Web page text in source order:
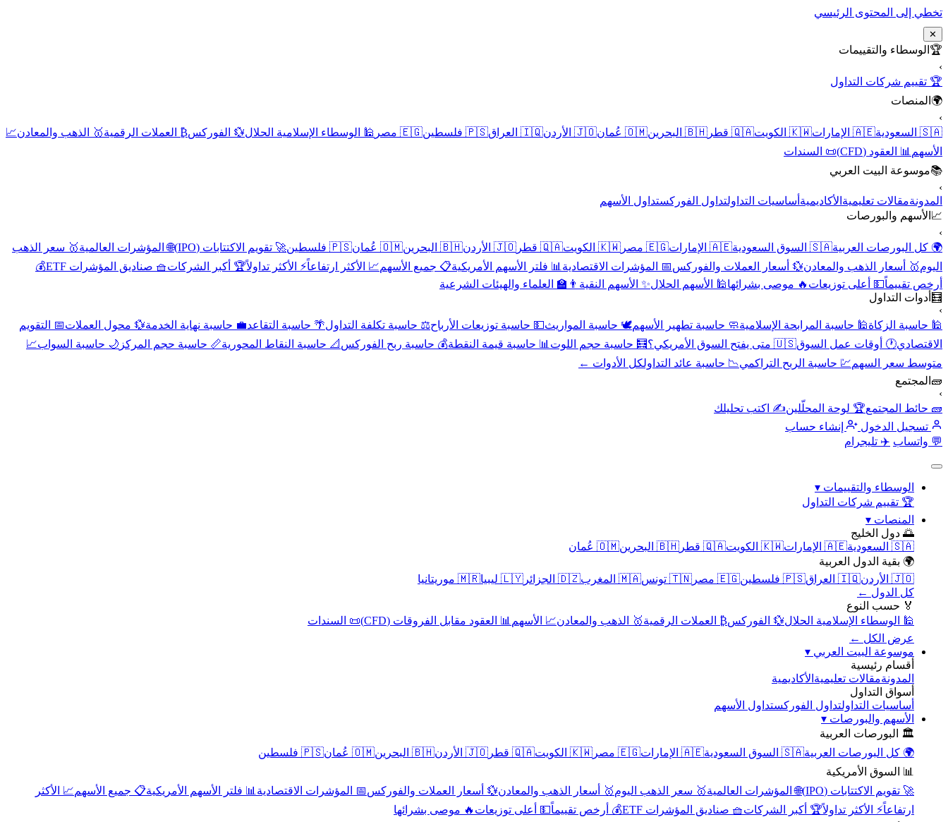
تخطي إلى المحتوى الرئيسي
✕
🏆 الوسطاء والتقييمات
›
🏆 تقييم شركات التداول
🌍 المنصات
›
🇸🇦 السعودية
🇦🇪 الإمارات 🇰🇼 الكويت 🇶🇦 قطر 🇧🇭 البحرين 🇴🇲 عُمان 🇯🇴 الأردن 🇮🇶 العراق 🇵🇸 فلسطين 🇪🇬 مصر 🕌 الوسطاء الإسلامية الحلال💱 الفوركس₿ العملات الرقمية🥇 الذهب والمعادن📈
الأسهم 📊 العقود (CFD)
📜 السندات
📚موسوعة البيت العربي
›
المدونةمقالات تعليمية الأكاديمية أساسيات التداولتداول الفوركستداول الأسهم
📈 الأسهم والبورصات
›
🌍 كل البورصات العربية🇸🇦 السوق السعودية 🇦🇪 الإمارات 🇪🇬 مصر 🇰🇼 الكويت 🇶🇦 قطر 🇯🇴 الأردن 🇧🇭 البحرين 🇴🇲 عُمان 🇵🇸 فلسطين 🚀 تقويم الاكتتابات (IPO) 🌐 المؤشرات العالمية🥇 سعر الذهب
اليوم🥇 أسعار الذهب والمعادن💱 أسعار العملات والفوركس📅 المؤشرات الاقتصادية 📊 فلتر الأسهم الأمريكية📋 جميع الأسهم📈 الأكثر ارتفاعاً⚡ الأكثر تداولاً🏆 أكبر الشركات🧺 صناديق المؤشرات ETF
💰
أرخص تقييماً💵 أعلى توزيعات 🔥 موصى بشرائها🕌 الأسهم الحلال✨ الأسهم النقية 👨‍🏫 العلماء والهيئات الشرعية
🧮 أدوات التداول
›
🕌 حاسبة الزكاة🕌 حاسبة المرابحة الإسلامية🧼 حاسبة تطهير الأسهم🕊️ حاسبة المواريث💵 حاسبة توزيعات الأرباح⚖️ حاسبة تكلفة التداول🌴 حاسبة التقاعد💼 حاسبة نهاية الخدمة💱 محول العملات📅 التقويم
الاقتصادي🕐 أوقات عمل السوق🇺🇸 متى يفتح السوق الأمريكي؟ 🧮 حاسبة حجم اللوت 📊 حاسبة قيمة النقطة💰 حاسبة ربح الفوركس 📐 حاسبة النقاط المحورية📏 حاسبة حجم المركز 🌙 حاسبة السواب📈
متوسط سعر السهم💹 حاسبة الربح التراكمي📉 حاسبة عائد التداولكل الأدوات ←
🧱 المجتمع
›
🧱 حائط المجتمع🏆 لوحة المحلّلين✍️ اكتب تحليلك
تسجيل الدخول
إنشاء حساب
💬 واتساب ✈️ تليجرام
الوسطاء والتقييمات ▾
🏆 تقييم شركات التداول
المنصات ▾
🌅 دول الخليج
🇸🇦 السعودية
🇦🇪 الإمارات 🇰🇼 الكويت 🇶🇦 قطر 🇧🇭 البحرين
🇴🇲 عُمان
🌍 بقية الدول العربية
🇯🇴 الأردن
🇮🇶 العراق 🇵🇸 فلسطين 🇪🇬 مصر 🇹🇳 تونس 🇲🇦 المغرب 🇩🇿 الجزائر 🇱🇾 ليبيا
🇲🇷 موريتانيا
كل الدول ←
🏅 حسب النوع
🕌 الوسطاء الإسلامية الحلال💱 الفوركس₿ العملات الرقمية🥇 الذهب والمعادن📈 الأسهم 📊 العقود مقابل الفروقات (CFD)
📜 السندات
عرض الكل ←
موسوعة البيت العربي ▾
أقسام رئيسية
المدونةمقالات تعليمية الأكاديمية
أسواق التداول
أساسيات التداولتداول الفوركستداول الأسهم
الأسهم والبورصات ▾
🏛️ البورصات العربية
🌍 كل البورصات العربية🇸🇦 السوق السعودية 🇦🇪 الإمارات 🇪🇬 مصر 🇰🇼 الكويت 🇶🇦 قطر 🇯🇴 الأردن 🇧🇭 البحرين 🇴🇲 عُمان
🇵🇸 فلسطين
📊 السوق الأمريكية
🚀 تقويم الاكتتابات (IPO)
🌐 المؤشرات العالمية🥇 سعر الذهب اليوم🥇 أسعار الذهب والمعادن💱 أسعار العملات والفوركس📅 المؤشرات الاقتصادية 📊 فلتر الأسهم الأمريكية📋 جميع الأسهم📈 الأكثر
ارتفاعاً⚡ الأكثر تداولاً🏆 أكبر الشركات🧺 صناديق المؤشرات ETF 💰 أرخص تقييماً💵 أعلى توزيعات 🔥 موصى بشرائها